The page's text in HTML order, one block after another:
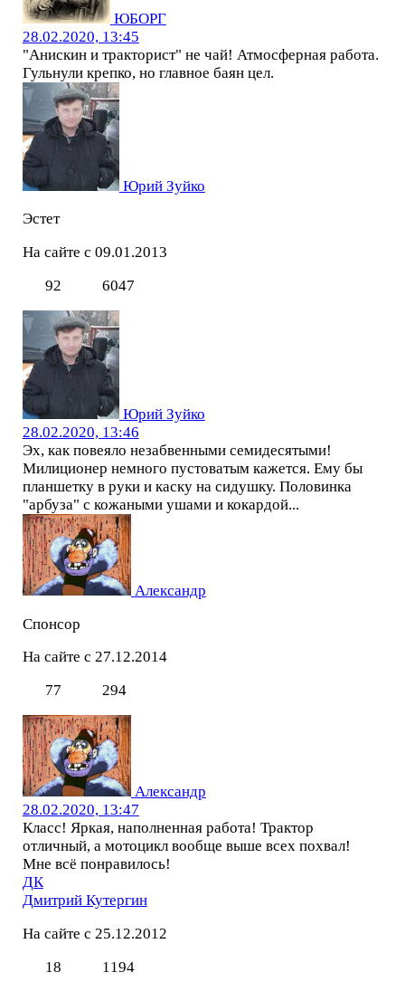
ЮБОРГ
28.02.2020, 13:45
"Анискин и тракторист" не чай! Атмосферная работа.
Гульнули крепко, но главное баян цел.
Юрий Зуйко
Эстет
На сайте с 09.01.2013
92
6047
Юрий Зуйко
28.02.2020, 13:46
Эх, как повеяло незабвенными семидесятыми!
Милиционер немного пустоватым кажется. Ему бы
планшетку в руки и каску на сидушку. Половинка
"арбуза" с кожаными ушами и кокардой...
Александр
Спонсор
На сайте с 27.12.2014
77
294
Александр
28.02.2020, 13:47
Класс! Яркая, наполненная работа! Трактор
отличный, а мотоцикл вообще выше всех похвал!
Мне всё понравилось!
ДК
Дмитрий Кутергин
На сайте с 25.12.2012
18
1194